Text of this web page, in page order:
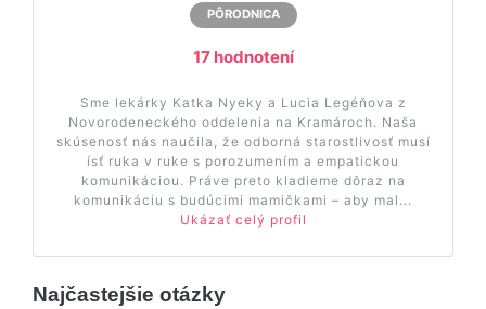
PÔRODNICA
17 hodnotení
Sme lekárky Katka Nyeky a Lucia Legéňova z
Novorodeneckého oddelenia na Kramároch. Naša
skúsenosť nás naučila, že odborná starostlivosť musí
ísť ruka v ruke s porozumením a empatickou
komunikáciou. Práve preto kladieme dôraz na
komunikáciu s budúcimi mamičkami – aby mal...
Ukázať celý profil
Najčastejšie otázky